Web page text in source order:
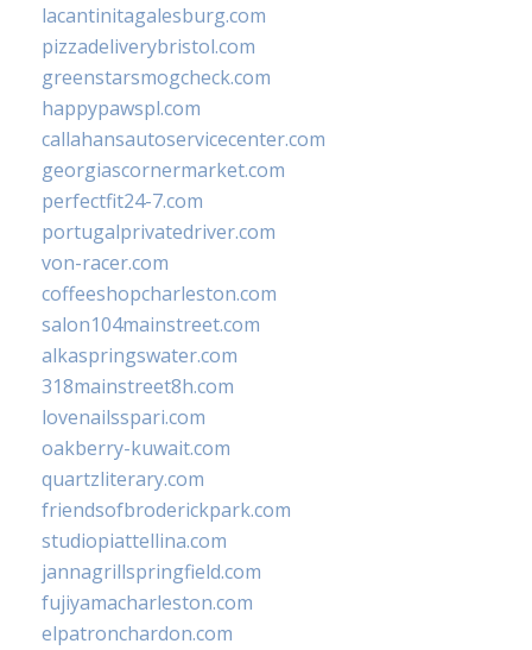
lacantinitagalesburg.com
pizzadeliverybristol.com
greenstarsmogcheck.com
happypawspl.com
callahansautoservicecenter.com
georgiascornermarket.com
perfectfit24-7.com
portugalprivatedriver.com
von-racer.com
coffeeshopcharleston.com
salon104mainstreet.com
alkaspringswater.com
318mainstreet8h.com
lovenailsspari.com
oakberry-kuwait.com
quartzliterary.com
friendsofbroderickpark.com
studiopiattellina.com
jannagrillspringfield.com
fujiyamacharleston.com
elpatronchardon.com